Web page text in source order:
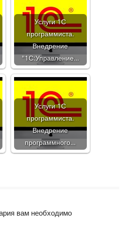
Услуги 1С
программиста.
Внедрение
"1С:Управление…
Услуги 1С
программиста.
Внедрение
программного…
вам необходимо